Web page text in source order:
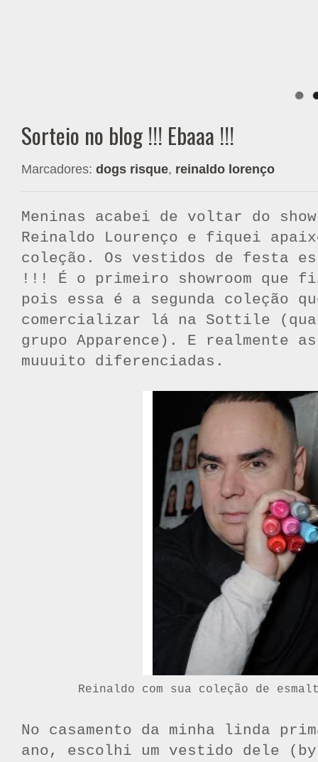
Sorteio no blog !!! Ebaaa !!!
Marcadores: dogs risque, reinaldo lorenço
Meninas acabei de voltar do
Reinaldo Lourenço e fiquei
coleção. Os vestidos de festa
!!! É o primeiro showroom que
pois essa é a segunda coleção
comercializar lá na Sottile
grupo Apparence). E realmente
muuuito diferenciadas.
Reinaldo com sua coleção de
No casamento da minha linda
ano, escolhi um vestido dele